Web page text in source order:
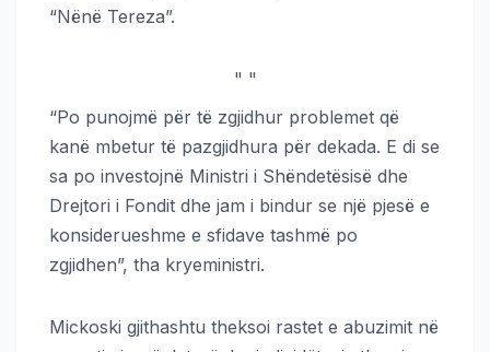
“Nënë Tereza”.
" "
“Po punojmë për të zgjidhur problemet që
kanë mbetur të pazgjidhura për dekada. E di se
sa po investojnë Ministri i Shëndetësisë dhe
Drejtori i Fondit dhe jam i bindur se një pjesë e
konsiderueshme e sfidave tashmë po
zgjidhen”, tha kryeministri.
Mickoski gjithashtu theksoi rastet e abuzimit në